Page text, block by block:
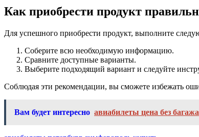
Как приобрести продукт
Для успешного приобрести продукт, выполните
Соберите всю необходимую информацию.
Сравните доступные варианты.
Выберите подходящий вариант и следуйте
Соблюдая эти рекомендации, вы сможете избежать
Вам будет интересно авиабилеты цена без багажа